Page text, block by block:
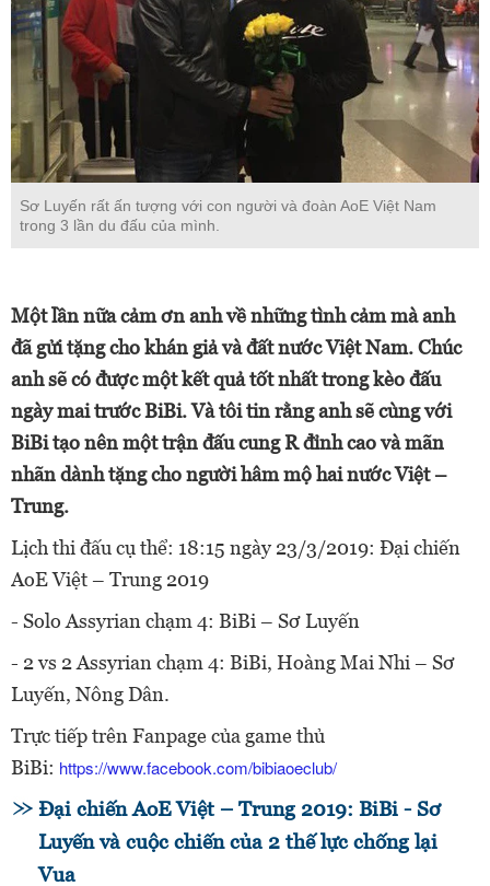
Sơ Luyến rất ấn tượng với con người và đoàn AoE Việt Nam
trong 3 lần du đấu của mình.
Một lần nữa cảm ơn anh về những tình cảm mà anh
đã gửi tặng cho khán giả và đất nước Việt Nam. Chúc
anh sẽ có được một kết quả tốt nhất trong kèo đấu
ngày mai trước BiBi. Và tôi tin rằng anh sẽ cùng với
BiBi tạo nên một trận đấu cung R đỉnh cao và mãn
nhãn dành tặng cho người hâm mộ hai nước Việt –
Trung.
Lịch thi đấu cụ thể: 18:15 ngày 23/3/2019: Đại chiến
AoE Việt – Trung 2019
- Solo Assyrian chạm 4: BiBi – Sơ Luyến
- 2 vs 2 Assyrian chạm 4: BiBi, Hoàng Mai Nhi – Sơ
Luyến, Nông Dân.
Trực tiếp trên Fanpage của game thủ
BiBi: https://www.facebook.com/bibiaoeclub/
Đại chiến AoE Việt – Trung 2019: BiBi - Sơ
Luyến và cuộc chiến của 2 thế lực chống lại
Vua